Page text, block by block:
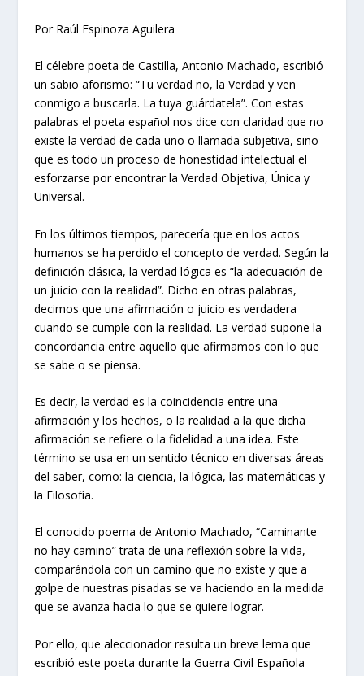
Por Raúl Espinoza Aguilera
El célebre poeta de Castilla, Antonio Machado, escribió
un sabio aforismo: “Tu verdad no, la Verdad y ven
conmigo a buscarla. La tuya guárdatela”. Con estas
palabras el poeta español nos dice con claridad que no
existe la verdad de cada uno o llamada subjetiva, sino
que es todo un proceso de honestidad intelectual el
esforzarse por encontrar la Verdad Objetiva, Única y
Universal.
En los últimos tiempos, parecería que en los actos
humanos se ha perdido el concepto de verdad. Según la
definición clásica, la verdad lógica es “la adecuación de
un juicio con la realidad”. Dicho en otras palabras,
decimos que una afirmación o juicio es verdadera
cuando se cumple con la realidad. La verdad supone la
concordancia entre aquello que afirmamos con lo que
se sabe o se piensa.
Es decir, la verdad es la coincidencia entre una
afirmación y los hechos, o la realidad a la que dicha
afirmación se refiere o la fidelidad a una idea. Este
término se usa en un sentido técnico en diversas áreas
del saber, como: la ciencia, la lógica, las matemáticas y
la Filosofía.
El conocido poema de Antonio Machado, “Caminante
no hay camino” trata de una reflexión sobre la vida,
comparándola con un camino que no existe y que a
golpe de nuestras pisadas se va haciendo en la medida
que se avanza hacia lo que se quiere lograr.
Por ello, que aleccionador resulta un breve lema que
escribió este poeta durante la Guerra Civil Española